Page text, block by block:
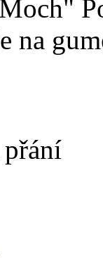
na
přání